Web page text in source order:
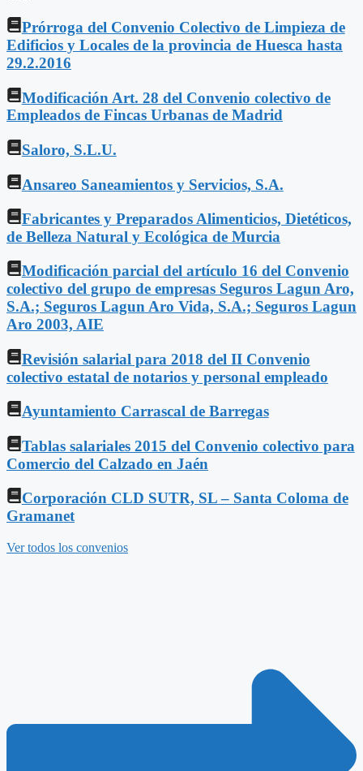
Prórroga del Convenio Colectivo de Limpieza de
Edificios y Locales de la provincia de Huesca hasta
29.2.2016
Modificación Art. 28 del Convenio colectivo de
Empleados de Fincas Urbanas de Madrid
Saloro, S.L.U.
Ansareo Saneamientos y Servicios, S.A.
Fabricantes y Preparados Alimenticios, Dietéticos,
de Belleza Natural y Ecológica de Murcia
Modificación parcial del artículo 16 del Convenio
colectivo del grupo de empresas Seguros Lagun Aro,
S.A.; Seguros Lagun Aro Vida, S.A.; Seguros Lagun
Aro 2003, AIE
Revisión salarial para 2018 del II Convenio
colectivo estatal de notarios y personal empleado
Ayuntamiento Carrascal de Barregas
Tablas salariales 2015 del Convenio colectivo para
Comercio del Calzado en Jaén
Corporación CLD SUTR, SL – Santa Coloma de
Gramanet
Ver todos los convenios